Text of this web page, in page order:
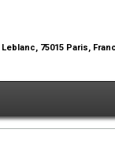
75015 Paris,